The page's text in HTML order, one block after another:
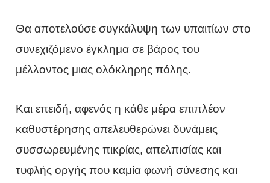
Θα αποτελούσε συγκάλυψη των υπαιτίων στο
συνεχιζόμενο έγκλημα σε βάρος του
μέλλοντος μιας ολόκληρης πόλης.
Και επειδή, αφενός η κάθε μέρα επιπλέον
καθυστέρησης απελευθερώνει δυνάμεις
συσσωρευμένης πικρίας, απελπισίας και
τυφλής οργής που καμία φωνή σύνεσης και